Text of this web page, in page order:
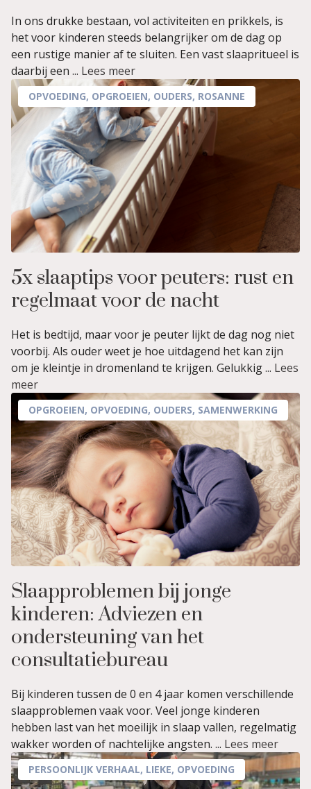
In ons drukke bestaan, vol activiteiten en prikkels, is
het voor kinderen steeds belangrijker om de dag op
een rustige manier af te sluiten. Een vast slaapritueel is
daarbij een ... Lees meer
OPVOEDING, OPGROEIEN, OUDERS, ROSANNE
5x slaaptips voor peuters: rust en
regelmaat voor de nacht
Het is bedtijd, maar voor je peuter lijkt de dag nog niet
voorbij. Als ouder weet je hoe uitdagend het kan zijn
om je kleintje in dromenland te krijgen. Gelukkig ... Lees
meer
OPGROEIEN, OPVOEDING, OUDERS, SAMENWERKING
Slaapproblemen bij jonge
kinderen: Adviezen en
ondersteuning van het
consultatiebureau
Bij kinderen tussen de 0 en 4 jaar komen verschillende
slaapproblemen vaak voor. Veel jonge kinderen
hebben last van het moeilijk in slaap vallen, regelmatig
wakker worden of nachtelijke angsten. ... Lees meer
PERSOONLIJK VERHAAL, LIEKE, OPVOEDING